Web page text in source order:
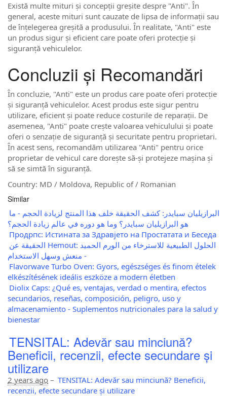
Există multe mituri și concepții greșite despre "Anti". În
general, aceste mituri sunt cauzate de lipsa de informații sau
de înțelegerea greșită a produsului. În realitate, "Anti" este
un produs sigur și eficient care poate oferi protecție și
siguranță vehiculelor.
Concluzii și Recomandări
În concluzie, "Anti" este un produs care poate oferi protecție
și siguranță vehiculelor. Acest produs este sigur pentru
utilizare, eficient și poate reduce costurile de reparații. De
asemenea, "Anti" poate crește valoarea vehiculului și poate
oferi o senzație de siguranță și securitate pentru proprietari.
În acest sens, recomandăm utilizarea "Anti" pentru orice
proprietar de vehicul care dorește să-și protejeze mașina și
să se simtă în siguranță.
Country: MD / Moldova, Republic of / Romanian
Similar
البرازيليان سبايدر: كشف الحقيقة خلف هذا المنتج لزيادة الحجم - ما
هو البرازيليان سبايدر؟ وما هو دوره في عالم زيادة الحجم؟
Продрпс: Истината за Здравјето на Простатата и Беседа
الحقيقة عن Hemout: الحلول الطبيعية للاسترخاء من الورم الحميد
- منعش وسهل الاستخدام
Flavorwave Turbo Oven: Gyors, egészséges és finom ételek
elkészítésének ideális eszköze a modern életben
Diolix Caps: ¿Qué es, ventajas, verdad o mentira, efectos
secundarios, reseñas, composición, peligro, uso y
almacenamiento - Suplementos nutricionales para la salud y
bienestar
TENSITAL: Adevăr sau minciună?
Beneficii, recenzii, efecte secundare și
utilizare
2 years ago – TENSITAL: Adevăr sau minciună? Beneficii,
recenzii, efecte secundare și utilizare